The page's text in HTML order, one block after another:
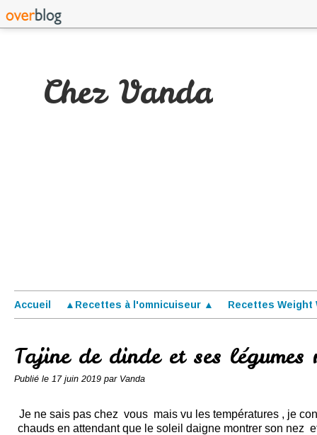
Chez Vanda
Accueil ▲Recettes à l'omnicuiseur ▲ Recettes Weight
Tajine de dinde et ses légumes
Publié le 17 juin 2019 par Vanda
Je ne sais pas chez vous mais vu les températures , je
chauds en attendant que le soleil daigne montrer son nez